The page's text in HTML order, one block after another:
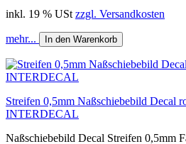
inkl. 19 % USt zzgl. Versandkosten
mehr... In den Warenkorb
Streifen 0,5mm Naßschiebebild Decal
INTERDECAL
Naßschiebebild Decal Streifen 0,5mm